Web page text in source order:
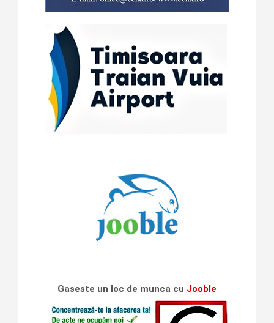
Gaseste un loc de munca cu Jooble